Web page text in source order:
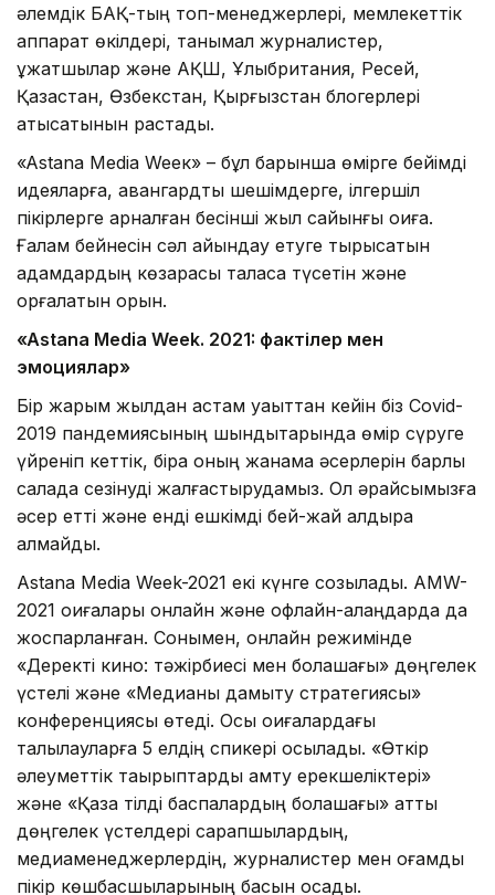
әлемдік БАҚ-тың топ-менеджерлері, мемлекеттік
аппарат өкілдері, танымал журналистер,
құжатшылар және АҚШ, Ұлыбритания, Ресей,
Қазақстан, Өзбекстан, Қырғызстан блогерлері
қатысатынын растады.
«Astana Media Weeк» – бұл барынша өмірге бейімді
идеяларға, авангардтық шешімдерге, ілгершіл
пікірлерге арналған бесінші жыл сайынғы оқиға.
Ғалам бейнесін сәл айқындау етуге тырысатын
адамдардың көзқарасы таласқа түсетін және
қорғалатын орын.
«Astana Media Week. 2021: фактілер мен
эмоциялар»
Бір жарым жылдан астам уақыттан кейін біз Covid-
2019 пандемиясының шындықтарында өмір сүруге
үйреніп кеттік, бірақ оның жанама әсерлерін барлық
салада сезінуді жалғастырудамыз. Ол әрқайсымызға
әсер етті және енді ешкімді бей-жай қалдыра
алмайды.
Astana Media Week-2021 екі күнге созылады. AMW-
2021 оқиғалары онлайн және офлайн-алаңдарда да
жоспарланған. Сонымен, онлайн режимінде
«Деректі кино: тәжірбиесі мен болашағы» дөңгелек
үстелі және «Медианы дамыту стратегиясы»
конференциясы өтеді. Осы оқиғалардағы
талқылауларға 5 елдің спикері қосылады. «Өткір
әлеуметтік тақырыптарды қамту ерекшеліктері»
және «Қазақ тілді баспалардың болашағы» атты
дөңгелек үстелдері сарапшылардың,
медиаменеджерлердің, журналистер мен қоғамдық
пікір көшбасшыларының басын қосады.